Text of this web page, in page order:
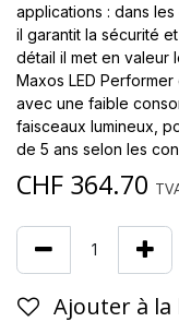
applications : dans
il garantit la sécurité
détail il met en valeur
Maxos LED
avec une faible
faisceaux lumineux,
de 5 ans selon les
CHF 364.70
Ajouter à la